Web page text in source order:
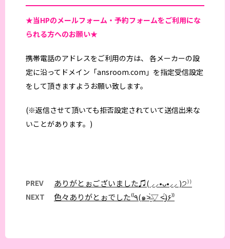
★当HPのメールフォーム・予約フォームをご利用にな
られる方へのお願い★
携帯電話のアドレスをご利用の方は、 各メーカーの設
定に沿ってドメイン「ansroom.com」を指定受信設定
をして頂きますようお願い致します。
(※返信させて頂いても拒否設定されていて送信出来な
いことがあります。)
PREV ありがとぉございました♫( ⸝⸝•ᴗ•⸝⸝ )੭⁾⁾
NEXT 色々ありがとぉでした⁽⁽٩(๑˃̶͈̀▽ ˂̶͈́)۶⁾⁾